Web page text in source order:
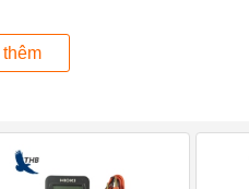
muốn. Ngoài ra, lớp vỏ nhựa
bảo độ bền lâu khi sử dụng.